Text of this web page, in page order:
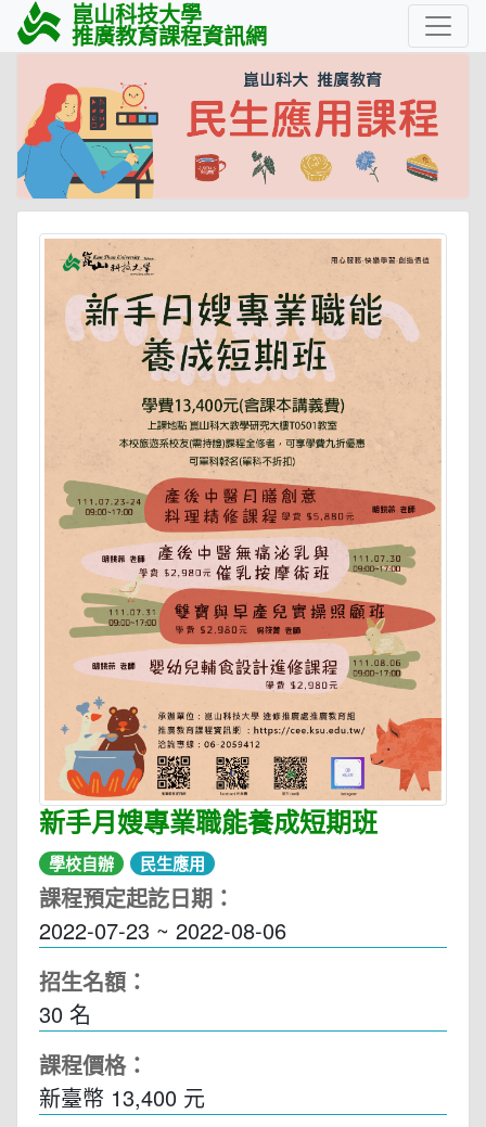
崑山科技大學
推廣教育課程資訊網
新手月嫂專業職能養成短期班
學校自辦 民生應用
課程預定起訖日期：
2022-07-23 ~ 2022-08-06
招生名額：
30 名
課程價格：
新臺幣 13,400 元